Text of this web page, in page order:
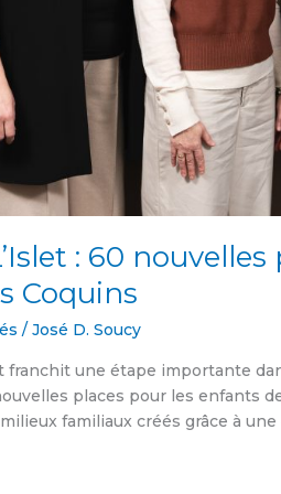
: 60
Coquins
/ José D. Soucy
franchit une étape importante
places pour les enfants
familiaux créés grâce à